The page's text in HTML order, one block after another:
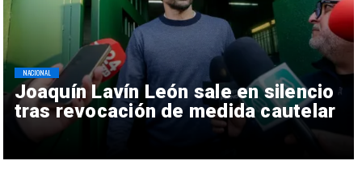
Joaquín Lavín León sale en silencio
tras revocación de medida cautelar
NACIONAL